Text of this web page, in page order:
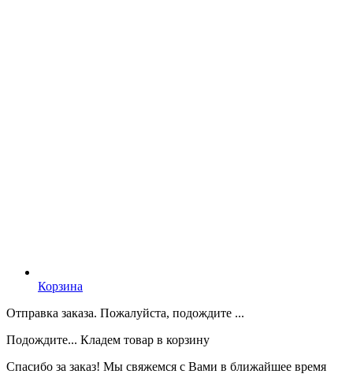
Корзина
Отправка заказа. Пожалуйста, подождите ...
Подождите... Кладем товар в корзину
Спасибо за заказ! Мы свяжемся с Вами в ближайшее время